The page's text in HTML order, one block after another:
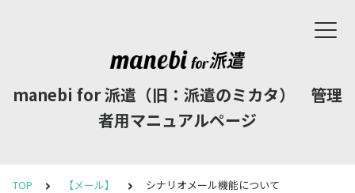
manebi for 派遣（旧：派遣のミカタ） 管理
者用マニュアルページ
TOP 【メール】 シナリオメール機能について